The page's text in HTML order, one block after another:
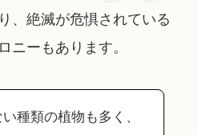
、絶滅が危惧されている
ニーもあります。
種類の植物も多く、